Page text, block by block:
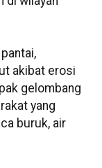
akibat erosi
gelombang
yang
buruk, air